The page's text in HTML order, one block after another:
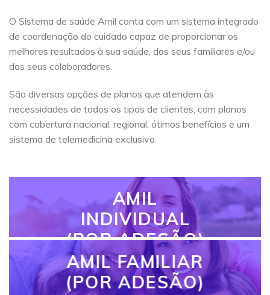
O Sistema de saúde Amil conta com um sistema integrado
de coordenação do cuidado capaz de proporcionar os
melhores resultados à sua saúde, dos seus familiares e/ou
dos seus colaboradores.
São diversas opções de planos que atendem às
necessidades de todos os tipos de clientes, com planos
com cobertura nacional, regional, ótimos benefícios e um
sistema de telemedicina exclusivo.
AMIL
INDIVIDUAL
(POR ADESÃO)
AMIL FAMILIAR
(POR ADESÃO)